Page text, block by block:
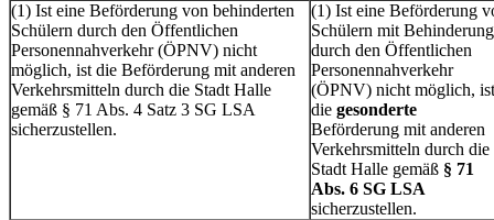
(1) Ist eine Beförderung von behinderten
Schülern durch den Öffentlichen
Personennahverkehr (ÖPNV) nicht
möglich, ist die Beförderung mit anderen
Verkehrsmitteln durch die Stadt Halle
gemäß § 71 Abs. 4 Satz 3 SG LSA
sicherzustellen.
(1) Ist eine Beförderung
Schülern mit Behinderung
durch den Öffentlichen
Personennahverkehr
(ÖPNV) nicht möglich, ist
die gesonderte
Beförderung mit anderen
Verkehrsmitteln durch die
Stadt Halle gemäß § 71
Abs. 6 SG LSA
sicherzustellen.